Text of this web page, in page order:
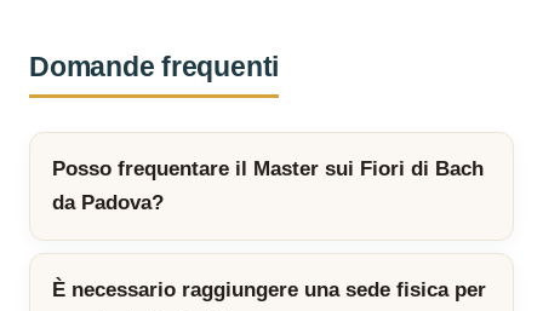
Domande frequenti
Posso frequentare il Master sui Fiori di Bach
da Padova?
È necessario raggiungere una sede fisica per